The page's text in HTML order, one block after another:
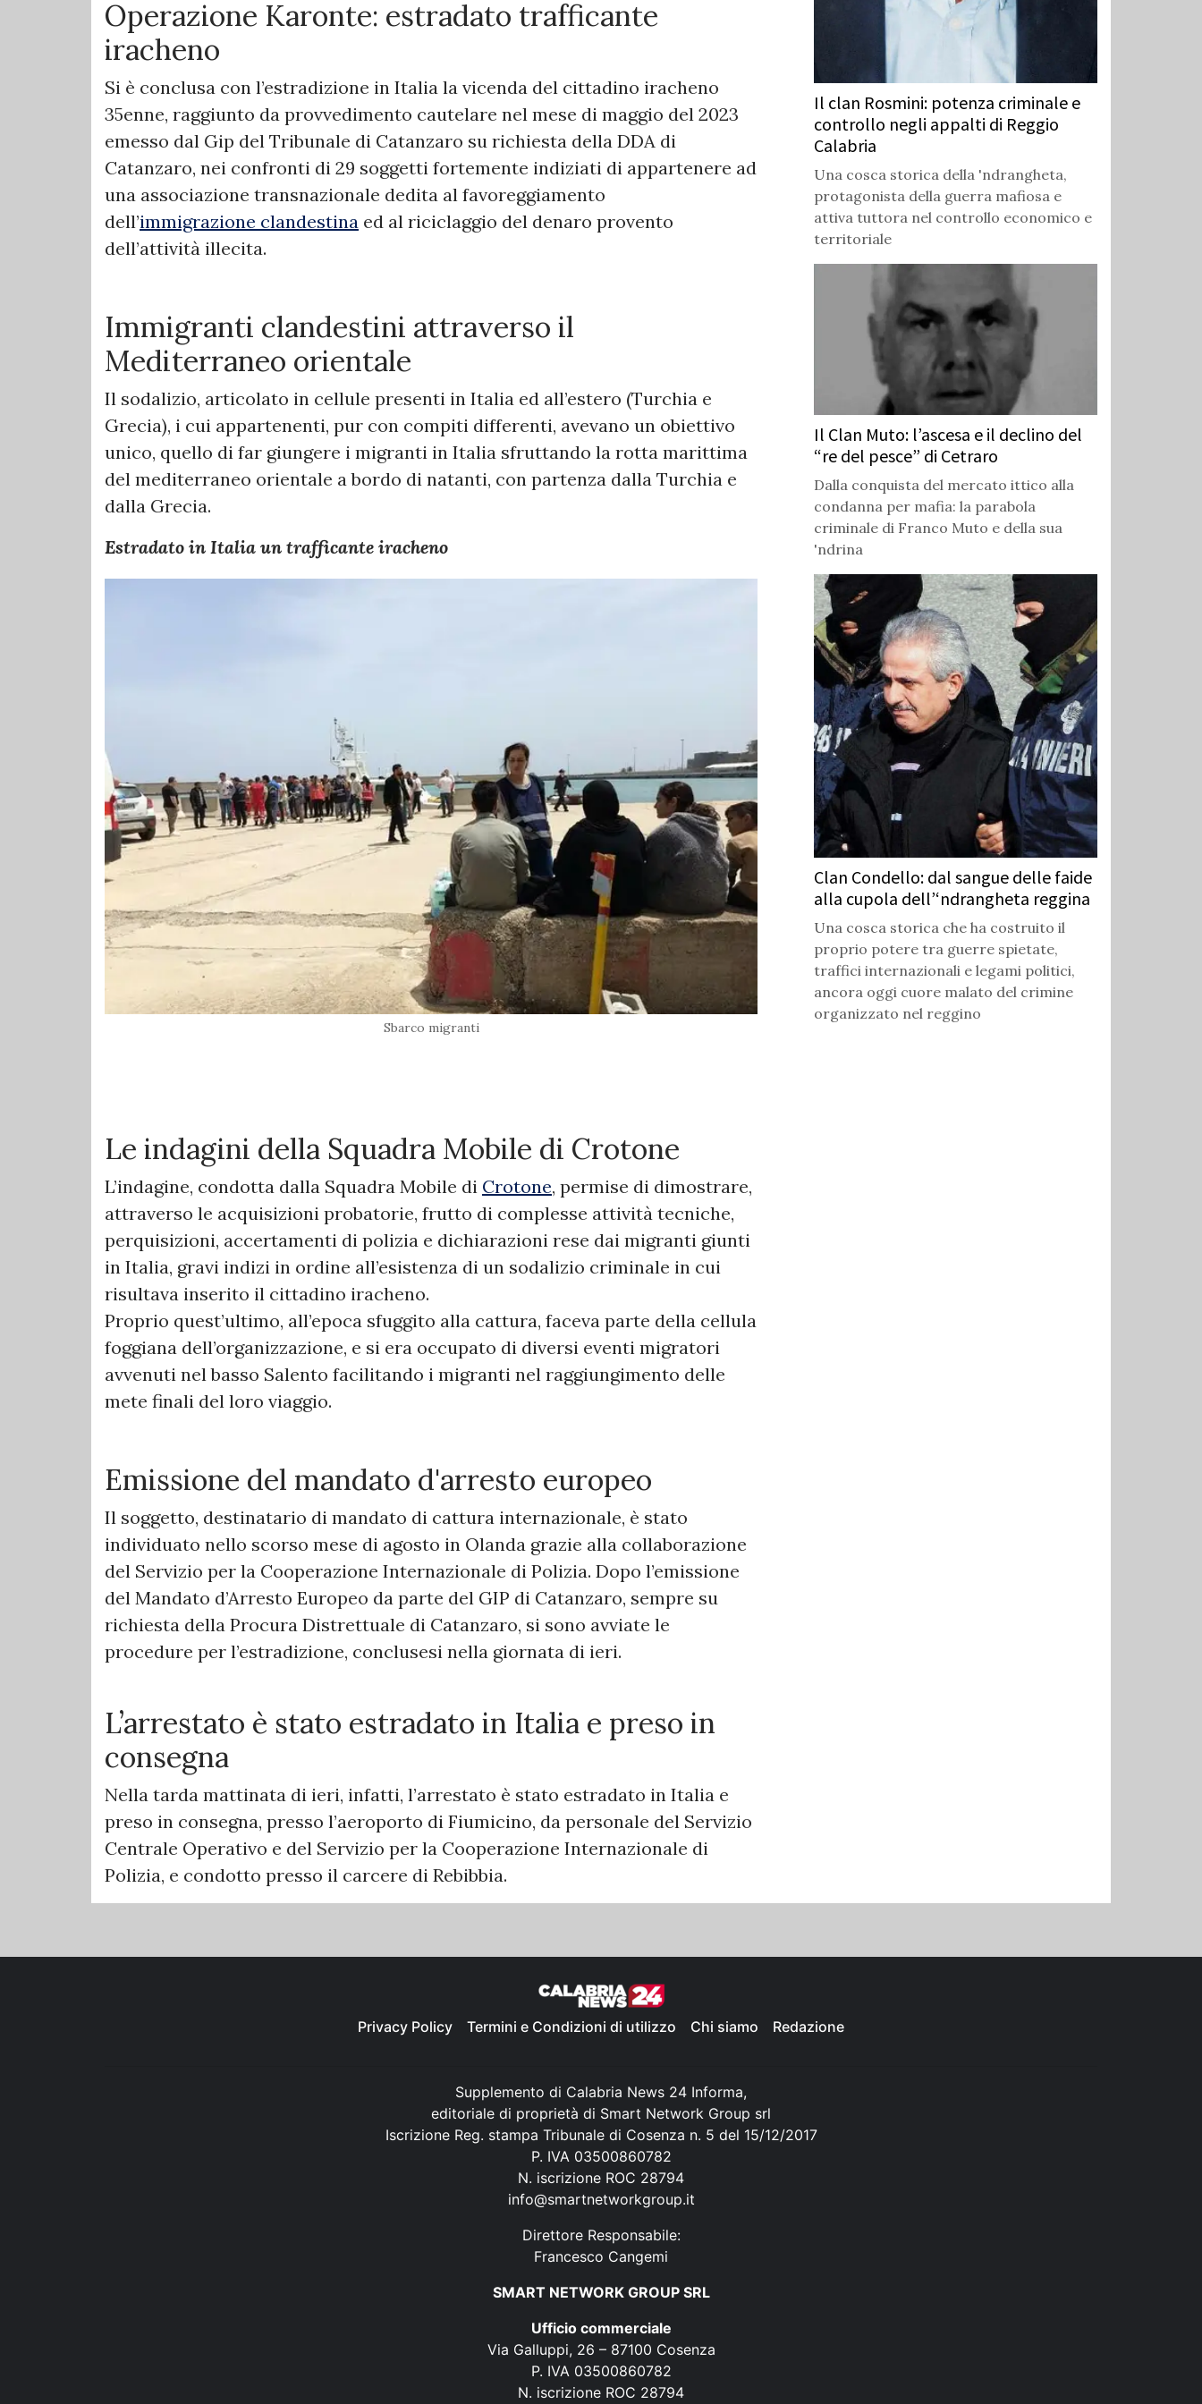
Operazione Karonte: estradato trafficante
iracheno
Si è conclusa con l’estradizione in Italia la vicenda del cittadino iracheno
35enne, raggiunto da provvedimento cautelare nel mese di maggio del 2023
emesso dal Gip del Tribunale di Catanzaro su richiesta della DDA di
Catanzaro, nei confronti di 29 soggetti fortemente indiziati di appartenere ad
una associazione transnazionale dedita al favoreggiamento
dell’immigrazione clandestina ed al riciclaggio del denaro provento
dell’attività illecita.
Immigranti clandestini attraverso il
Mediterraneo orientale
Il sodalizio, articolato in cellule presenti in Italia ed all’estero (Turchia e
Grecia), i cui appartenenti, pur con compiti differenti, avevano un obiettivo
unico, quello di far giungere i migranti in Italia sfruttando la rotta marittima
del mediterraneo orientale a bordo di natanti, con partenza dalla Turchia e
dalla Grecia.
Estradato in Italia un trafficante iracheno
Sbarco migranti
Le indagini della Squadra Mobile di Crotone
L’indagine, condotta dalla Squadra Mobile di Crotone, permise di dimostrare,
attraverso le acquisizioni probatorie, frutto di complesse attività tecniche,
perquisizioni, accertamenti di polizia e dichiarazioni rese dai migranti giunti
in Italia, gravi indizi in ordine all’esistenza di un sodalizio criminale in cui
risultava inserito il cittadino iracheno.
Proprio quest’ultimo, all’epoca sfuggito alla cattura, faceva parte della cellula
foggiana dell’organizzazione, e si era occupato di diversi eventi migratori
avvenuti nel basso Salento facilitando i migranti nel raggiungimento delle
mete finali del loro viaggio.
Emissione del mandato d'arresto europeo
Il soggetto, destinatario di mandato di cattura internazionale, è stato
individuato nello scorso mese di agosto in Olanda grazie alla collaborazione
del Servizio per la Cooperazione Internazionale di Polizia. Dopo l’emissione
del Mandato d’Arresto Europeo da parte del GIP di Catanzaro, sempre su
richiesta della Procura Distrettuale di Catanzaro, si sono avviate le
procedure per l’estradizione, conclusesi nella giornata di ieri.
L’arrestato è stato estradato in Italia e preso in
consegna
Nella tarda mattinata di ieri, infatti, l’arrestato è stato estradato in Italia e
preso in consegna, presso l’aeroporto di Fiumicino, da personale del Servizio
Centrale Operativo e del Servizio per la Cooperazione Internazionale di
Polizia, e condotto presso il carcere di Rebibbia.
Il clan Rosmini: potenza criminale e
controllo negli appalti di Reggio
Calabria
Una cosca storica della 'ndrangheta,
protagonista della guerra mafiosa e
attiva tuttora nel controllo economico e
territoriale
Il Clan Muto: l’ascesa e il declino del
“re del pesce” di Cetraro
Dalla conquista del mercato ittico alla
condanna per mafia: la parabola
criminale di Franco Muto e della sua
'ndrina
Clan Condello: dal sangue delle faide
alla cupola dell’‘ndrangheta reggina
Una cosca storica che ha costruito il
proprio potere tra guerre spietate,
traffici internazionali e legami politici,
ancora oggi cuore malato del crimine
organizzato nel reggino
Privacy Policy Termini e Condizioni di utilizzo Chi siamo Redazione
Supplemento di Calabria News 24 Informa,
editoriale di proprietà di Smart Network Group srl
Iscrizione Reg. stampa Tribunale di Cosenza n. 5 del 15/12/2017
P. IVA 03500860782
N. iscrizione ROC 28794
info@smartnetworkgroup.it
Direttore Responsabile:
Francesco Cangemi
SMART NETWORK GROUP SRL
Ufficio commerciale
Via Galluppi, 26 – 87100 Cosenza
P. IVA 03500860782
N. iscrizione ROC 28794